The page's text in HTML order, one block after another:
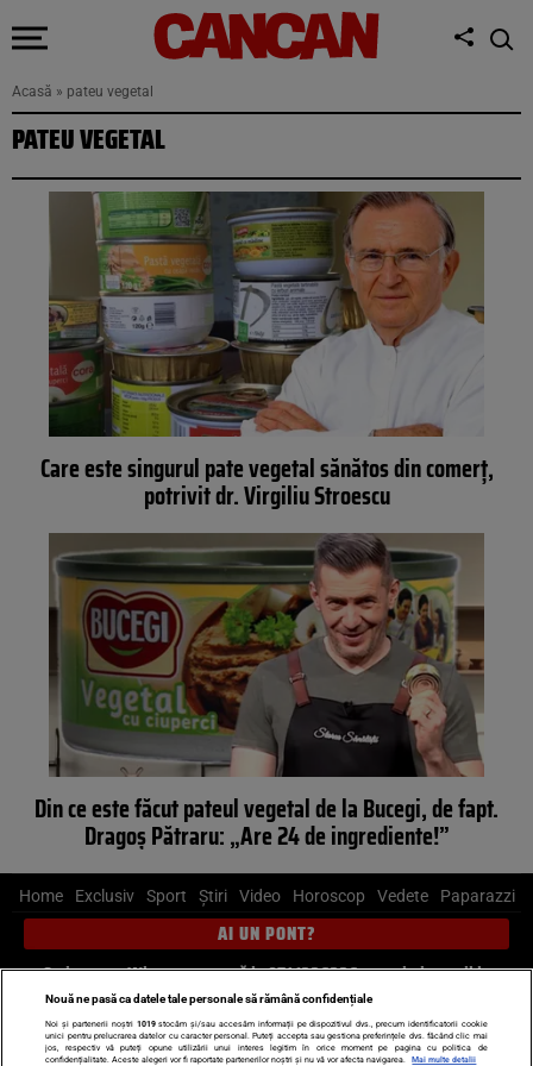
Acasă » pateu vegetal
PATEU VEGETAL
Care este singurul pate vegetal sănătos din comerț,
potrivit dr. Virgiliu Stroescu
Din ce este făcut pateul vegetal de la Bucegi, de fapt.
Dragoș Pătraru: „Are 24 de ingrediente!”
Home Exclusiv Sport Știri Video Horoscop Vedete Paparazzi
AI UN PONT?
Scrie-ne pe Whatsapp, sună la 0741226226 sau trimite mail la
pont@cancan.ro
Știri interne Știri externe Politică
Nouă ne pasă ca datele tale personale să rămână confidențiale
Noi și partenerii noștri 1019stocăm și/sau accesăm informații pe dispozitivul dvs., precum identificatorii cookie
unici pentru prelucrarea datelor cu caracter personal. Puteți accepta sau gestiona preferințele dvs. făcând clic mai
jos, respectiv vă puteți opune utilizării unui interes legitim în orice moment pe pagina cu politica de
confidențialitate. Aceste alegeri vor fi raportate partenerilor noștri și nu vă vor afecta navigarea.
Mai multe detalii